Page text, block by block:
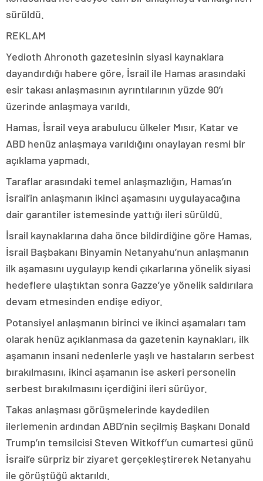
sürüldü.
REKLAM
Yedioth Ahronoth gazetesinin siyasi kaynaklara
dayandırdığı habere göre, İsrail ile Hamas arasındaki
esir takası anlaşmasının ayrıntılarının yüzde 90’ı
üzerinde anlaşmaya varıldı.
Hamas, İsrail veya arabulucu ülkeler Mısır, Katar ve
ABD henüz anlaşmaya varıldığını onaylayan resmi bir
açıklama yapmadı.
Taraflar arasındaki temel anlaşmazlığın, Hamas’ın
İsrail’in anlaşmanın ikinci aşamasını uygulayacağına
dair garantiler istemesinde yattığı ileri sürüldü.
İsrail kaynaklarına daha önce bildirdiğine göre Hamas,
İsrail Başbakanı Binyamin Netanyahu’nun anlaşmanın
ilk aşamasını uygulayıp kendi çıkarlarına yönelik siyasi
hedeflere ulaştıktan sonra Gazze’ye yönelik saldırılara
devam etmesinden endişe ediyor.
Potansiyel anlaşmanın birinci ve ikinci aşamaları tam
olarak henüz açıklanmasa da gazetenin kaynakları, ilk
aşamanın insani nedenlerle yaşlı ve hastaların serbest
bırakılmasını, ikinci aşamanın ise askeri personelin
serbest bırakılmasını içerdiğini ileri sürüyor.
Takas anlaşması görüşmelerinde kaydedilen
ilerlemenin ardından ABD’nin seçilmiş Başkanı Donald
Trump’ın temsilcisi Steven Witkoff’un cumartesi günü
İsrail’e sürpriz bir ziyaret gerçekleştirerek Netanyahu
ile görüştüğü aktarıldı.